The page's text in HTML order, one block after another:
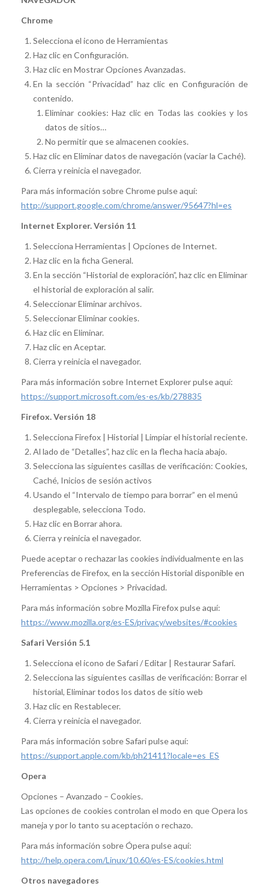
Chrome
Selecciona el icono de Herramientas
Haz clic en Configuración.
Haz clic en Mostrar Opciones Avanzadas.
En la sección “Privacidad” haz clic en Configuración de
contenido.
Eliminar cookies: Haz clic en Todas las cookies y los
datos de sitios…
No permitir que se almacenen cookies.
Haz clic en Eliminar datos de navegación (vaciar la Caché).
Cierra y reinicia el navegador.
Para más información sobre Chrome pulse aquí:
http://support.google.com/chrome/answer/95647?hl=es
Internet Explorer. Versión 11
Selecciona Herramientas | Opciones de Internet.
Haz clic en la ficha General.
En la sección “Historial de exploración”, haz clic en Eliminar
el historial de exploración al salir.
Seleccionar Eliminar archivos.
Seleccionar Eliminar cookies.
Haz clic en Eliminar.
Haz clic en Aceptar.
Cierra y reinicia el navegador.
Para más información sobre Internet Explorer pulse aquí:
https://support.microsoft.com/es-es/kb/278835
Firefox. Versión 18
Selecciona Firefox | Historial | Limpiar el historial reciente.
Al lado de “Detalles”, haz clic en la flecha hacia abajo.
Selecciona las siguientes casillas de verificación: Cookies,
Caché, Inicios de sesión activos
Usando el “Intervalo de tiempo para borrar” en el menú
desplegable, selecciona Todo.
Haz clic en Borrar ahora.
Cierra y reinicia el navegador.
Puede aceptar o rechazar las cookies individualmente en las
Preferencias de Firefox, en la sección Historial disponible en
Herramientas > Opciones > Privacidad.
Para más información sobre Mozilla Firefox pulse aquí:
https://www.mozilla.org/es-ES/privacy/websites/#cookies
Safari Versión 5.1
Selecciona el icono de Safari / Editar | Restaurar Safari.
Selecciona las siguientes casillas de verificación: Borrar el
historial, Eliminar todos los datos de sitio web
Haz clic en Restablecer.
Cierra y reinicia el navegador.
Para más información sobre Safari pulse aquí:
https://support.apple.com/kb/ph21411?locale=es_ES
Opera
Opciones – Avanzado – Cookies.
Las opciones de cookies controlan el modo en que Opera los
maneja y por lo tanto su aceptación o rechazo.
Para más información sobre Ópera pulse aquí:
http://help.opera.com/Linux/10.60/es-ES/cookies.html
Otros navegadores